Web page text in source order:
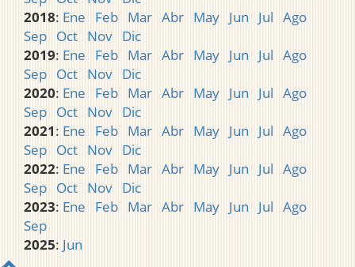
2018: Ene Feb Mar Abr May Jun Jul Ago
Sep Oct Nov Dic
2019: Ene Feb Mar Abr May Jun Jul Ago
Sep Oct Nov Dic
2020: Ene Feb Mar Abr May Jun Jul Ago
Sep Oct Nov Dic
2021: Ene Feb Mar Abr May Jun Jul Ago
Sep Oct Nov Dic
2022: Ene Feb Mar Abr May Jun Jul Ago
Sep Oct Nov Dic
2023: Ene Feb Mar Abr May Jun Jul Ago
Sep
2025: Jun